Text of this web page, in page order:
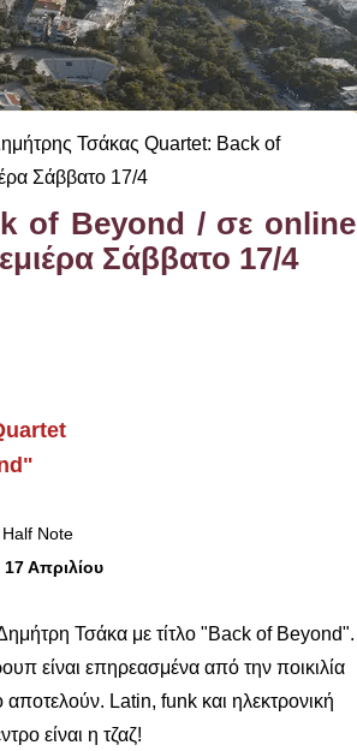
Τσάκας Quartet: Back of
Σάββατο 17/4
of Beyond / σε online
Σάββατο 17/4
Note
Απριλίου
Τσάκα με τίτλο "Back of Beyond".
είναι επηρεασμένα από την ποικιλία
Latin, funk και ηλεκτρονική
είναι η τζαζ!